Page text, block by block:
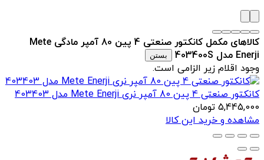
کالاهای مکمل کانکتور صنعتی 4 پین 80 آمپر مادگی Mete
Enerji مدل 403400S
بستن
وجود اقلام زیر الزامی است.
کانکتور صنعتی 4 پین 80 آمپر نری Mete Enerji مدل 403403
5,445,000 تومان
مشاهده و خرید این کالا